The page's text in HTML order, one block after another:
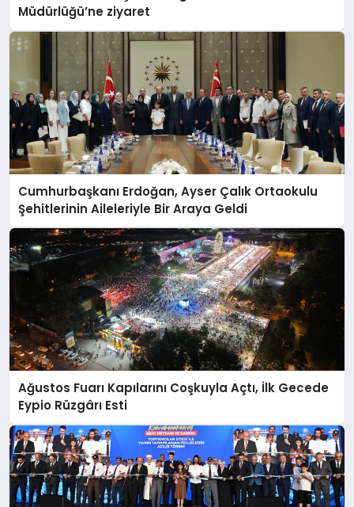
Müdürlüğü’ne ziyaret
Cumhurbaşkanı Erdoğan, Ayser Çalık Ortaokulu
Şehitlerinin Aileleriyle Bir Araya Geldi
Ağustos Fuarı Kapılarını Coşkuyla Açtı, İlk Gecede
Eypio Rüzgârı Esti